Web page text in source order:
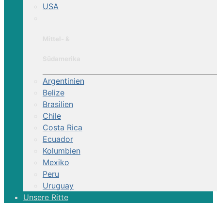
USA
Argentinien
Belize
Brasilien
Chile
Costa Rica
Ecuador
Kolumbien
Mexiko
Peru
Uruguay
Unsere Ritte